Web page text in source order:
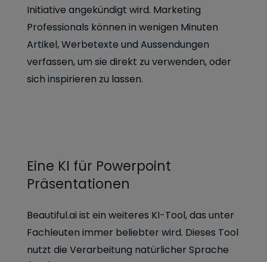
Initiative angekündigt wird. Marketing
Professionals können in wenigen Minuten
Artikel, Werbetexte und Aussendungen
verfassen, um sie direkt zu verwenden, oder
sich inspirieren zu lassen.
Eine KI für Powerpoint
Präsentationen
Beautiful.ai ist ein weiteres KI-Tool, das unter
Fachleuten immer beliebter wird. Dieses Tool
nutzt die Verarbeitung natürlicher Sprache